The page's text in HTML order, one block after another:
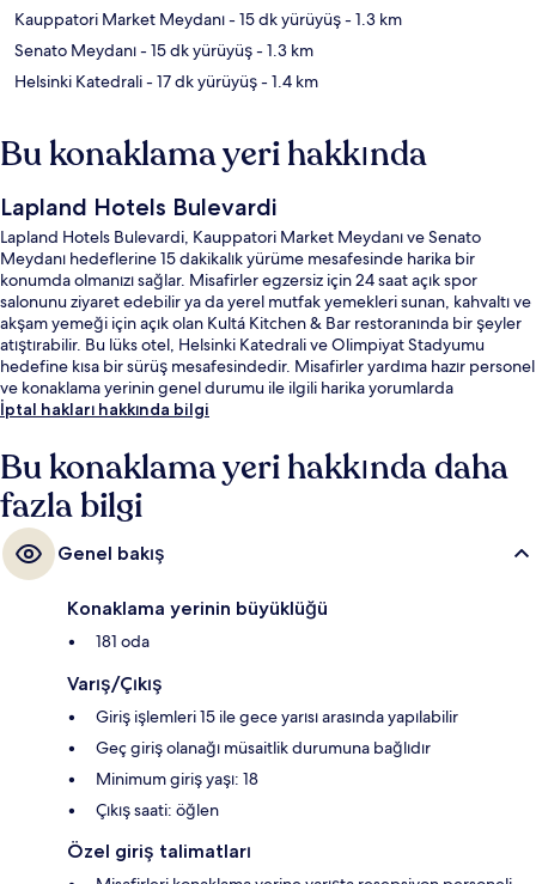
Kauppatori Market Meydanı- 15 dk yürüyüş- 1.3 km
Senato Meydanı- 15 dk yürüyüş- 1.3 km
Helsinki Katedrali- 17 dk yürüyüş- 1.4 km
Bu konaklama yeri hakkında
Lapland Hotels Bulevardi
Lapland Hotels Bulevardi, Kauppatori Market Meydanı ve Senato
Meydanı hedeflerine 15 dakikalık yürüme mesafesinde harika bir
konumda olmanızı sağlar. Misafirler egzersiz için 24 saat açık spor
salonunu ziyaret edebilir ya da yerel mutfak yemekleri sunan, kahvaltı ve
akşam yemeği için açık olan Kultá Kitchen & Bar restoranında bir şeyler
atıştırabilir. Bu lüks otel, Helsinki Katedrali ve Olimpiyat Stadyumu
hedefine kısa bir sürüş mesafesindedir. Misafirler yardıma hazır personel
ve konaklama yerinin genel durumu ile ilgili harika yorumlarda
bulunuyor. Toplu taşımaya kısa bir yürüyüşle ulaşılabilir, Aleksanterin
mesafesindedir.
İptal hakları hakkında bilgi
Bu konaklama yeri hakkında daha
fazla bilgi
Genel bakış
Konaklama yerinin büyüklüğü
181 oda
Varış/Çıkış
Giriş işlemleri 15 ile gece yarısı arasında yapılabilir
Geç giriş olanağı müsaitlik durumuna bağlıdır
Minimum giriş yaşı: 18
Çıkış saati: öğlen
Özel giriş talimatları